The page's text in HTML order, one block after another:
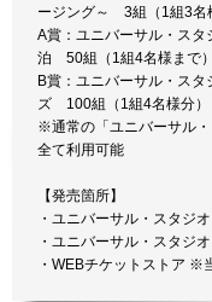
ージング～ 3組（1組3名
A賞：ユニバーサル・ス
泊 50組（1組4名様まで）
B賞：ユニバーサル・ス
ズ 100組（1組4名様分）
※通常の「ユニバーサル
全て利用可能
【発売箇所】
・ユニバーサル・スタジ
・ユニバーサル・スタジ
・WEBチケットストア ※